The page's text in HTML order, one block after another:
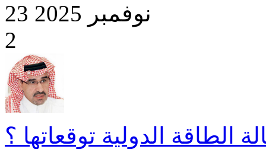
23 نوفمبر 2025
2
الطاقة الدولية توقعاتها ؟